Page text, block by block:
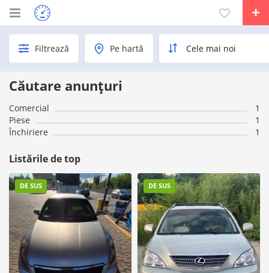
Filtrează Pe hartă
Căutare anunțuri
Comercial
1
Piese
1
Închiriere
1
Listările de top
DE SUS DE SUS